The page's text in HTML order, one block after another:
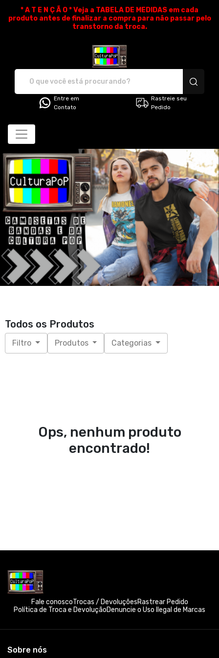
* A T E N Ç Ã O * Veja a TABELA DE MEDIDAS em cada
produto antes de finalizar a compra para não passar pelo
transtorno da troca.
Entre em
Contato
Rastreie seu
Pedido
Todos os Produtos
Filtro Produtos Categorias
Ops, nenhum produto
encontrado!
Fale conoscoTrocas / DevoluçõesRastrear Pedido
Política de Troca e DevoluçãoDenuncie o Uso Ilegal de Marcas
Sobre nós